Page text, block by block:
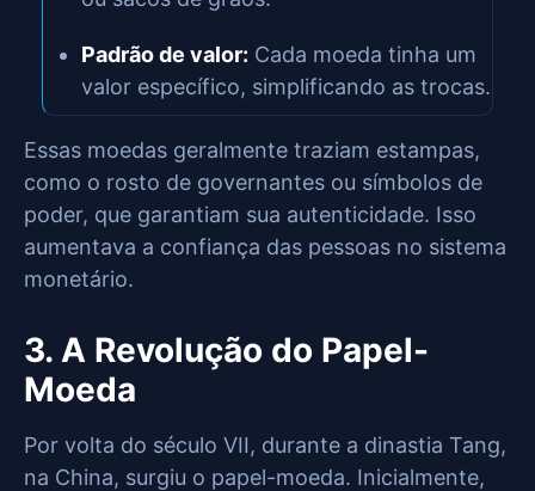
Padrão de valor: Cada moeda tinha um
valor específico, simplificando as trocas.
Essas moedas geralmente traziam estampas,
como o rosto de governantes ou símbolos de
poder, que garantiam sua autenticidade. Isso
aumentava a confiança das pessoas no sistema
monetário.
3. A Revolução do Papel-
Moeda
Por volta do século VII, durante a dinastia Tang,
na China, surgiu o papel-moeda. Inicialmente,